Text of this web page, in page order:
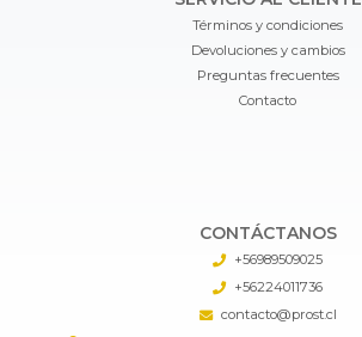
Términos y condiciones
Devoluciones y cambios
Preguntas frecuentes
Contacto
CONTÁCTANOS
+56989509025
+56224011736
contacto@prost.cl